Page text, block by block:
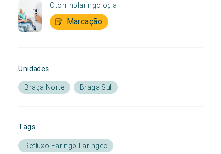
Otorrinolaringologia
Marcação
Unidades
Braga Norte Braga Sul
Tags
Refluxo Faringo-Laringeo